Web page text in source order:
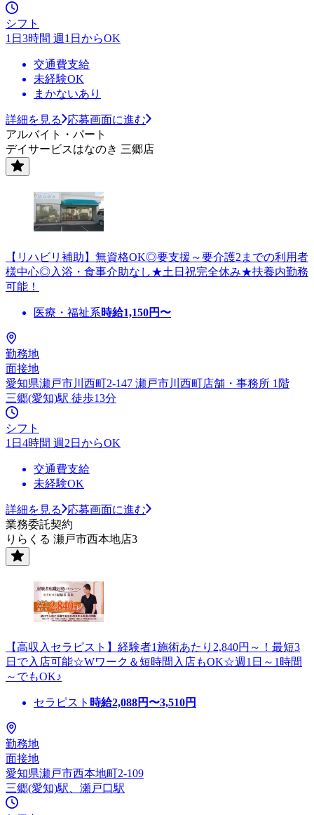
シフト
1日3時間 週1日からOK
交通費支給
未経験OK
まかないあり
詳細を見る
応募画面に進む
アルバイト・パート
デイサービスはなのき 三郷店
【リハビリ補助】無資格OK◎要支援～要介護2までの利用者
様中心◎入浴・食事介助なし★土日祝完全休み★扶養内勤務
可能！
医療・福祉系時給1,150円〜
勤務地
面接地
愛知県瀬戸市川西町2-147 瀬戸市川西町店舗・事務所 1階
三郷(愛知)駅 徒歩13分
シフト
1日4時間 週2日からOK
交通費支給
未経験OK
詳細を見る
応募画面に進む
業務委託契約
りらくる 瀬戸市西本地店3
【高収入セラピスト】経験者1施術あたり2,840円～！最短3
日で入店可能☆Wワーク＆短時間入店もOK☆週1日～1時間
～でもOK♪
セラピスト 時給2,088円〜3,510円
勤務地
面接地
愛知県瀬戸市西本地町2-109
三郷(愛知)駅、瀬戸口駅